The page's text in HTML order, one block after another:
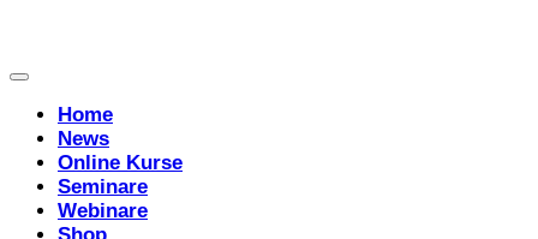
Home
News
Online Kurse
Seminare
Webinare
Shop